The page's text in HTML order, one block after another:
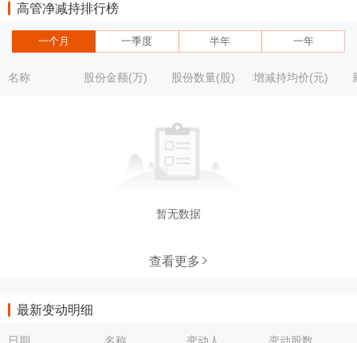
高管净减持排行榜
一个月 一季度 半年 一年
名称 股份金额(万) 股份数量(股) 增减持均价(元)
暂无数据
查看更多
最新变动明细
日期 名称 变动人 变动股数